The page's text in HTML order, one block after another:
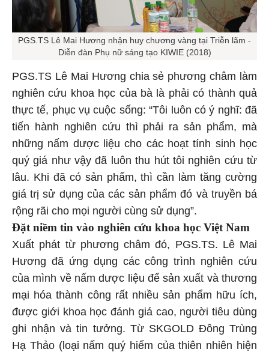
PGS.TS Lê Mai Hương nhận huy chương vàng tại Triễn lãm -
Diễn đàn Phụ nữ sáng tạo KIWIE (2018)
PGS.TS Lê Mai Hương chia sẻ phương châm làm
nghiên cứu khoa học của bà là phải có thành quả
thực tế, phục vụ cuộc sống: “Tôi luôn có ý nghĩ: đã
tiến hành nghiên cứu thì phải ra sản phẩm, mà
những nấm dược liệu cho các hoạt tính sinh học
quý giá như vậy đã luôn thu hút tôi nghiên cứu từ
lâu. Khi đã có sản phẩm, thì cần làm tăng cường
giá trị sử dụng của các sản phẩm đó và truyền bá
rộng rãi cho mọi người cùng sử dụng”.
Đặt niềm tin vào nghiên cứu khoa học Việt Nam
Xuất phát từ phương châm đó, PGS.TS. Lê Mai
Hương đã ứng dụng các công trình nghiên cứu
của mình về nấm dược liệu để sản xuất và thương
mại hóa thành công rất nhiều sản phẩm hữu ích,
được giới khoa học đánh giá cao, người tiêu dùng
ghi nhận và tin tưởng. Từ SKGOLD Đông Trùng
Hạ Thảo (loại nấm quý hiếm của thiên nhiên hiện